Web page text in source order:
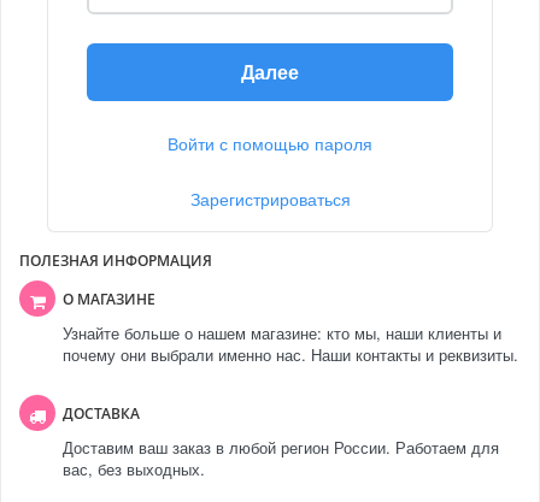
Далее
Войти с помощью пароля
Зарегистрироваться
ПОЛЕЗНАЯ ИНФОРМАЦИЯ
О МАГАЗИНЕ
Узнайте больше о нашем магазине: кто мы, наши клиенты и
почему они выбрали именно нас. Наши контакты и реквизиты.
ДОСТАВКА
Доставим ваш заказ в любой регион России. Работаем для
вас, без выходных.